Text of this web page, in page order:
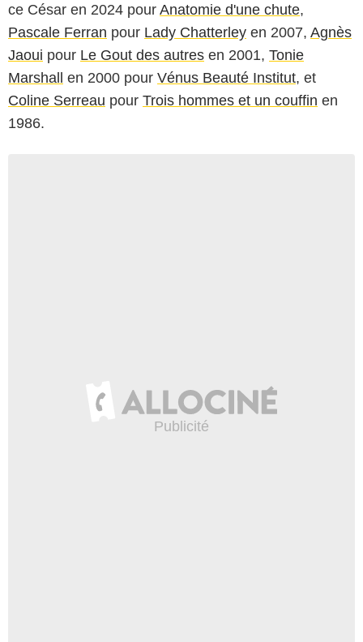
ce César en 2024 pour Anatomie d'une chute,
Pascale Ferran pour Lady Chatterley en 2007, Agnès
Jaoui pour Le Gout des autres en 2001, Tonie
Marshall en 2000 pour Vénus Beauté Institut, et
Coline Serreau pour Trois hommes et un couffin en
1986.